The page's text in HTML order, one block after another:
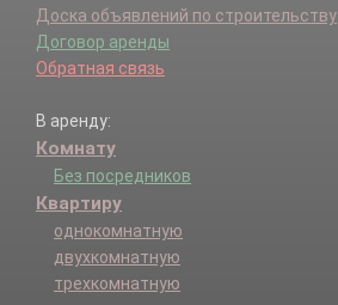
Доска объявлений по строительству
Договор аренды
Обратная связь
В аренду:
Комнату
Без посредников
Квартиру
однокомнатную
двухкомнатную
трехкомнатную